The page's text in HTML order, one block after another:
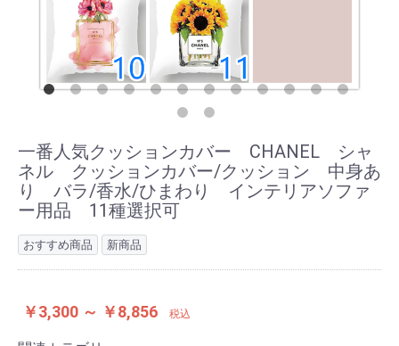
一番人気クッションカバー CHANEL シャ
ネル クッションカバー/クッション 中身あ
り バラ/香水/ひまわり インテリアソファ
ー用品 11種選択可
おすすめ商品 新商品
￥3,300 ～ ￥8,856 税込